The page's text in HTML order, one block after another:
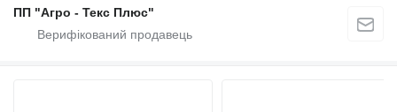
ПП "Агро - Текс Плюс"